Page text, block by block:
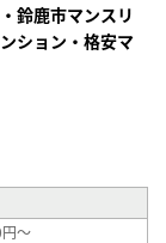
鈴鹿市マンスリ
ション・格安マ
～